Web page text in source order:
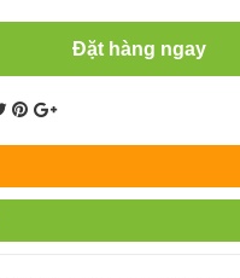
Đặt hàng ngay